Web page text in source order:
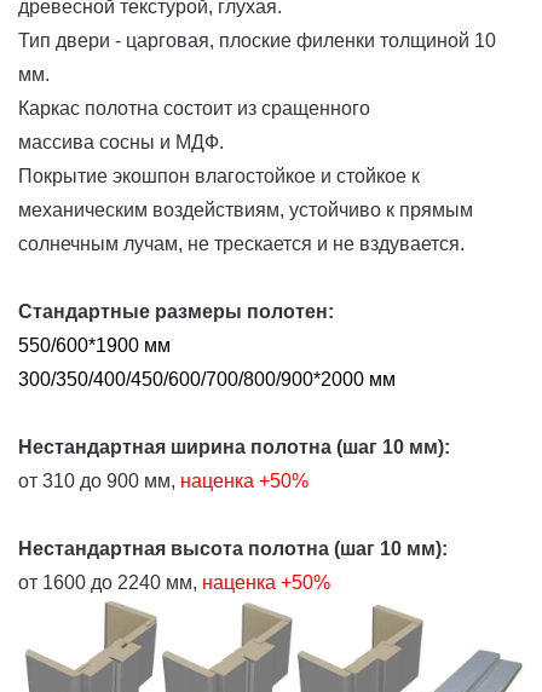
древесной текстурой, глухая.
Тип двери - царговая, плоские филенки толщиной 10
мм.
Каркас полотна состоит из сращенного
массива сосны и МДФ.
Покрытие экошпон влагостойкое и стойкое к
механическим воздействиям, устойчиво к прямым
солнечным лучам, не трескается и не вздувается.
Стандартные размеры полотен:
550/600*1900 мм
300/350/400/450/600/700/800/900*2000 мм
Нестандартная ширина полотна (шаг 10 мм):
от 310 до 900 мм, наценка +50%
Нестандартная высота полотна (шаг 10 мм):
от 1600 до 2240 мм, наценка +50%